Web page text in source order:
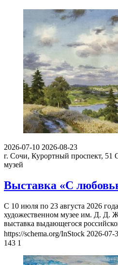
2026-07-10 2026-08-23
г. Сочи, Курортный проспект, 51
музей
Выставка «С
С 10 июля по 23 августа 2026
художественном музее им. Д. Д.
выставка выдающегося
https://schema.org/InStock 2026-07-
143 1